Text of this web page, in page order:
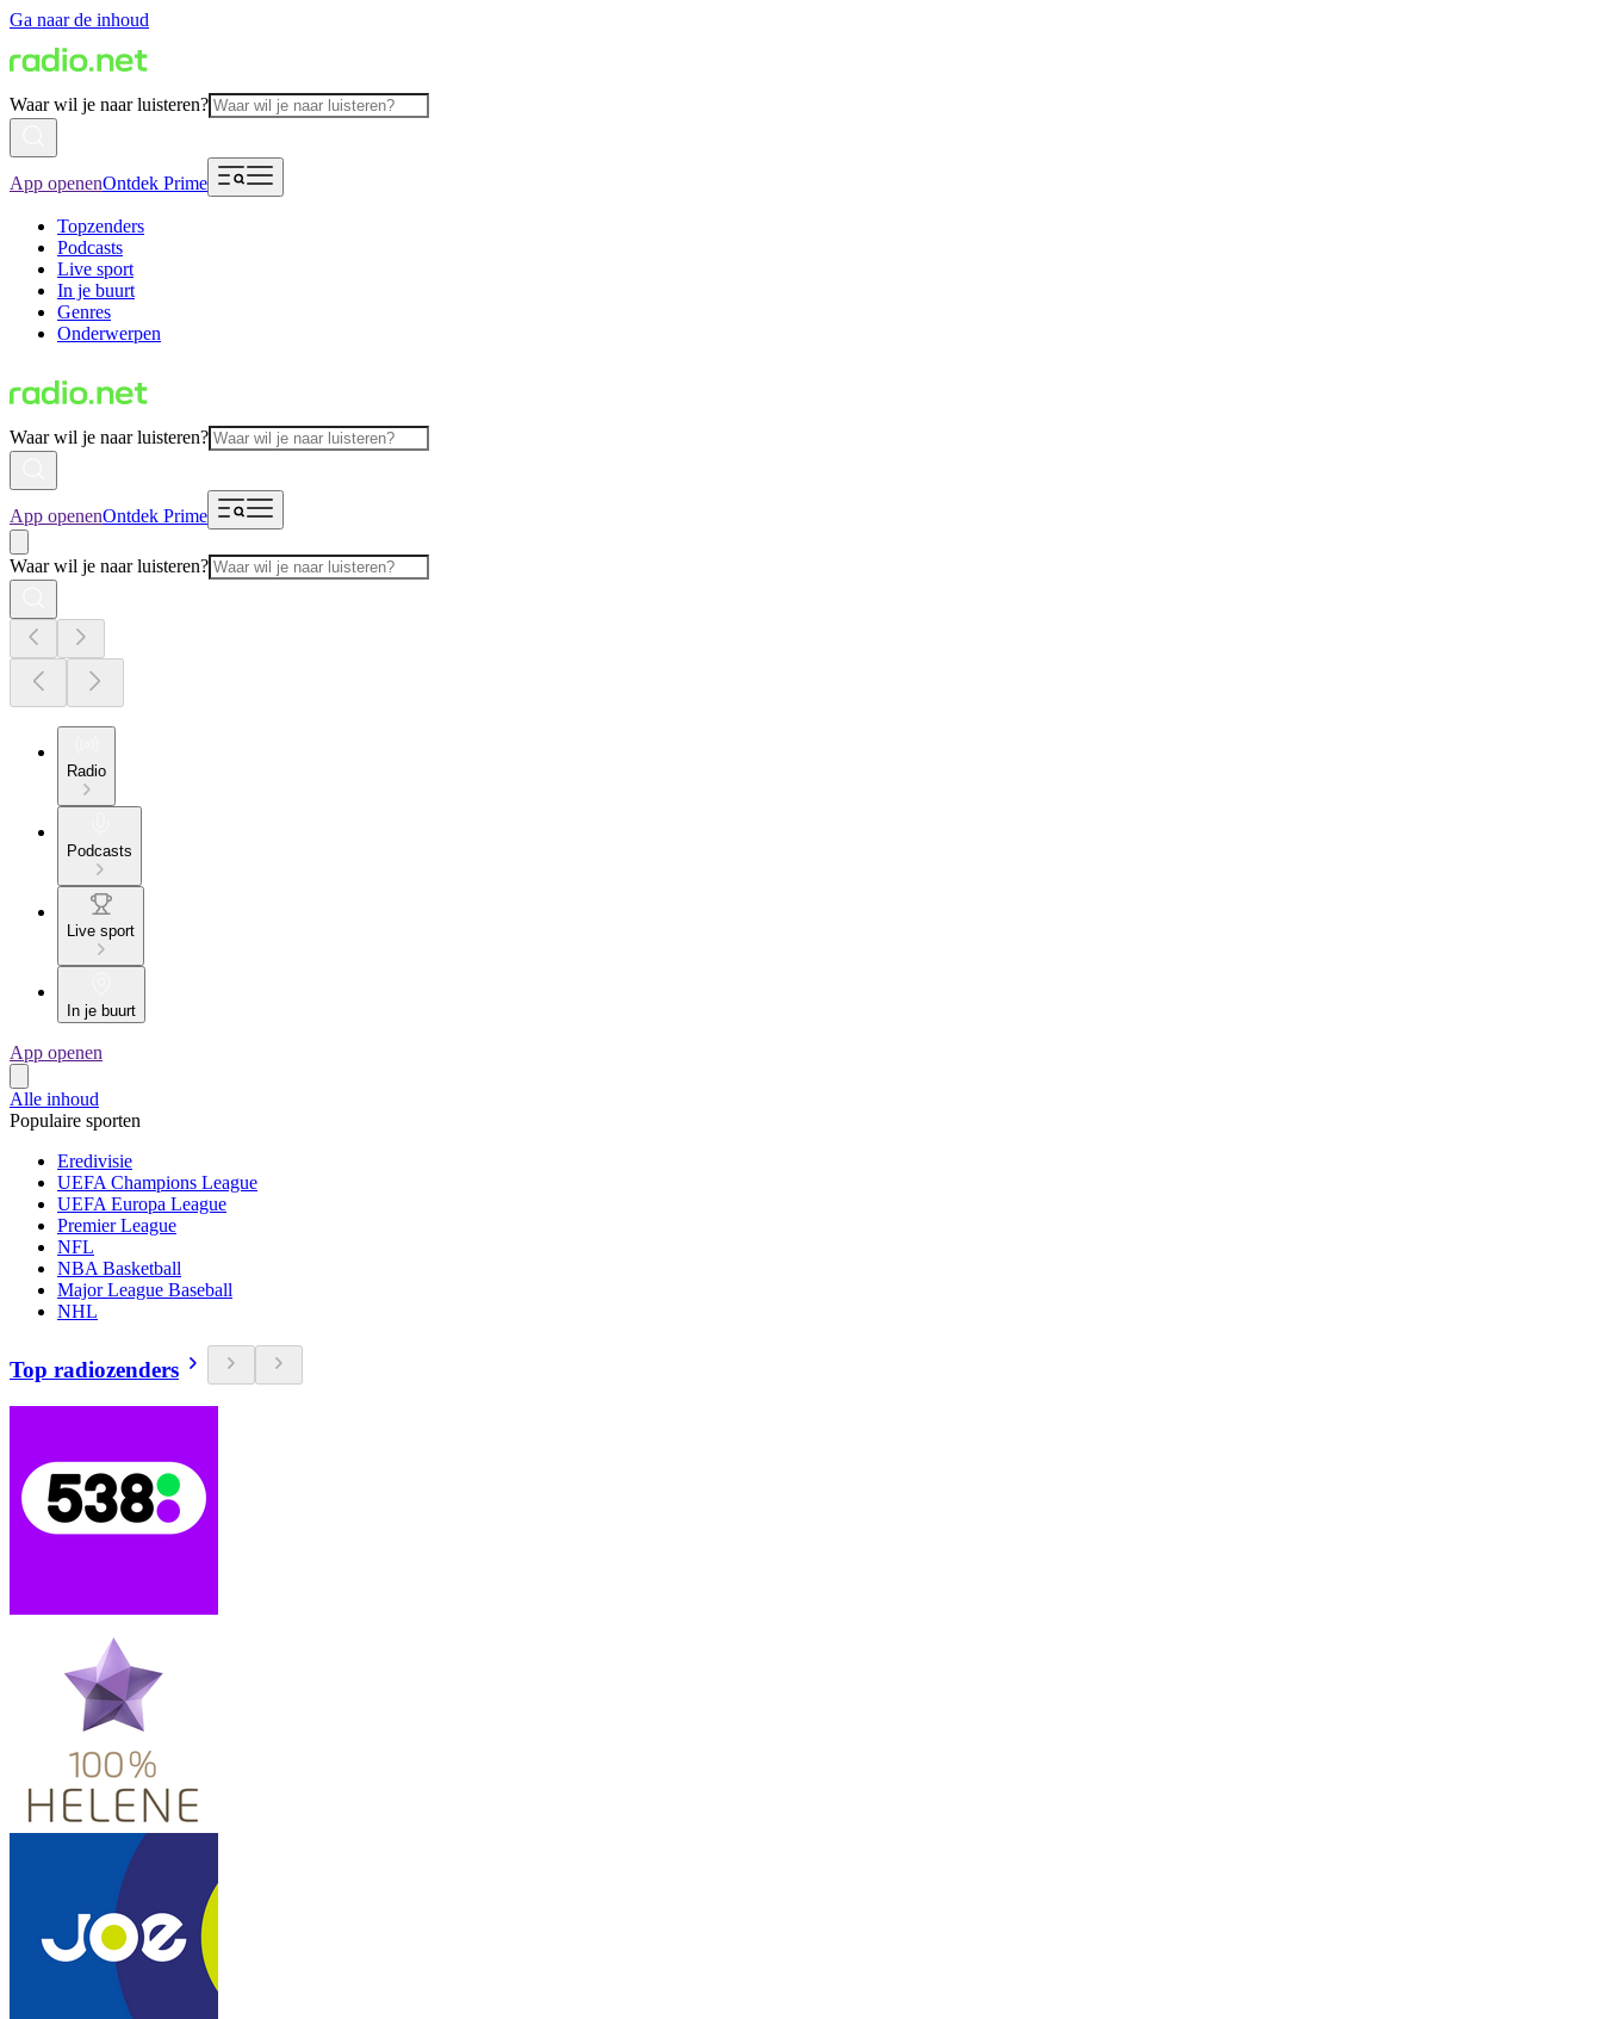
Ga naar de inhoud
Waar wil je naar luisteren?
App openenOntdek Prime
Topzenders
Podcasts
Live sport
In je buurt
Genres
Onderwerpen
Waar wil je naar luisteren?
App openenOntdek Prime
Waar wil je naar luisteren?
Radio
Podcasts
Live sport
In je buurt
App openen
Alle inhoud
Populaire sporten
Eredivisie
UEFA Champions League
UEFA Europa League
Premier League
NFL
NBA Basketball
Major League Baseball
NHL
Top radiozenders